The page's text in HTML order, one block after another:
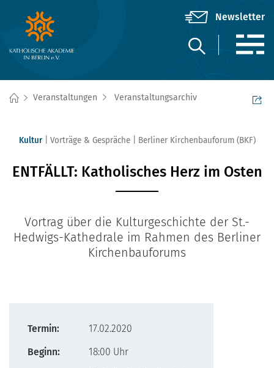
Veranstaltungen Veranstaltungsarchiv
Kultur Vorträge & Gespräche Berliner Kirchenbauforum (BKF)
ENTFÄLLT: Katholisches Herz im Osten
Vortrag über die Kulturgeschichte der St.-
Hedwigs-Kathedrale im Rahmen des Berliner
Kirchenbauforums
Termin:
17.02.2020
Beginn:
18:00 Uhr